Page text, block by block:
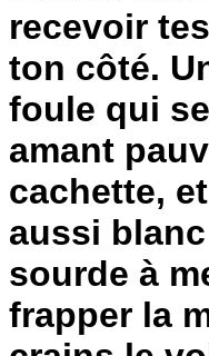
recevoir
ton côté.
foule qui
amant
cachette,
aussi
sourde à
frapper la